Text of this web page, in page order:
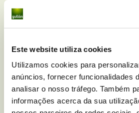
Este website utiliza cookies
Utilizamos cookies para
anúncios, fornecer funcionalidades
analisar o nosso tráfego. Também
informações acerca da sua
aproveitar as horas de sol, uma
permite que a sua casa seja
nas horas de sol intenso para
e crie correntes de ar abrindo as
condicionado, regule para os
assim irá manter uma boa
consumo excessivo. Isso também